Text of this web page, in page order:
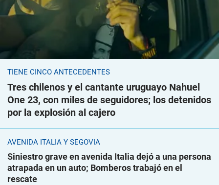
TIENE CINCO ANTECEDENTES
Tres chilenos y el cantante uruguayo Nahuel
One 23, con miles de seguidores; los detenidos
por la explosión al cajero
AVENIDA ITALIA Y SEGOVIA
Siniestro grave en avenida Italia dejó a una persona
atrapada en un auto; Bomberos trabajó en el
rescate